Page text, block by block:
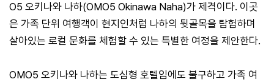
O5 오키나와 나하(OMO5 Okinawa Naha)가 제격이다. 이곳
은 가족 단위 여행객이 현지인처럼 나하의 뒷골목을 탐험하며
살아있는 로컬 문화를 체험할 수 있는 특별한 여정을 제안한다.
OMO5 오키나와 나하는 도심형 호텔임에도 불구하고 가족 여